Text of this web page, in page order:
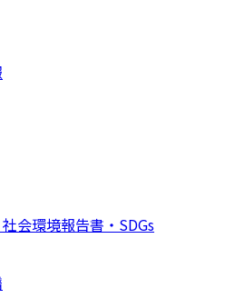
会環境報告書・SDGs